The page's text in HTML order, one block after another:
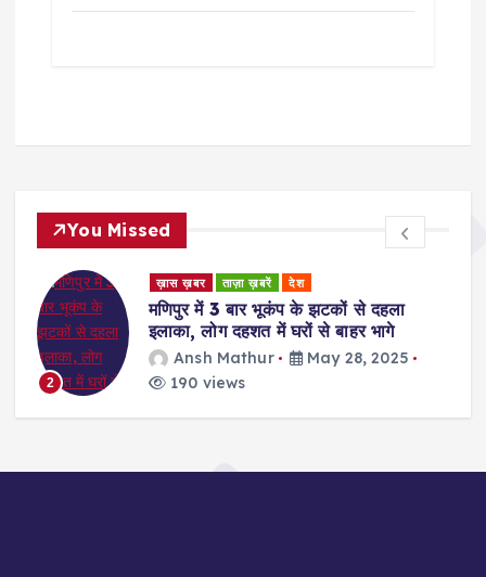
You Missed
2
ख़ास ख़बर ताज़ा ख़बरें देश
मणिपुर में 3 बार भूकंप के झटकों से दहला
इलाका, लोग दहशत में घरों से बाहर भागे
Ansh Mathur
May 28, 2025
190 views